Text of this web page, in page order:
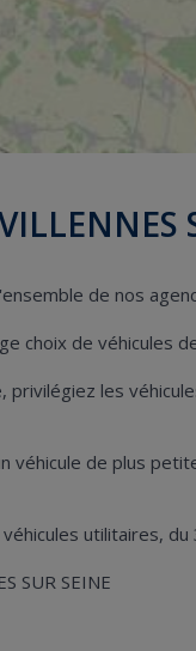
de nos
choix de véhicules
privilégiez les
véhicule de plus
utilitaires, du
SUR SEINE